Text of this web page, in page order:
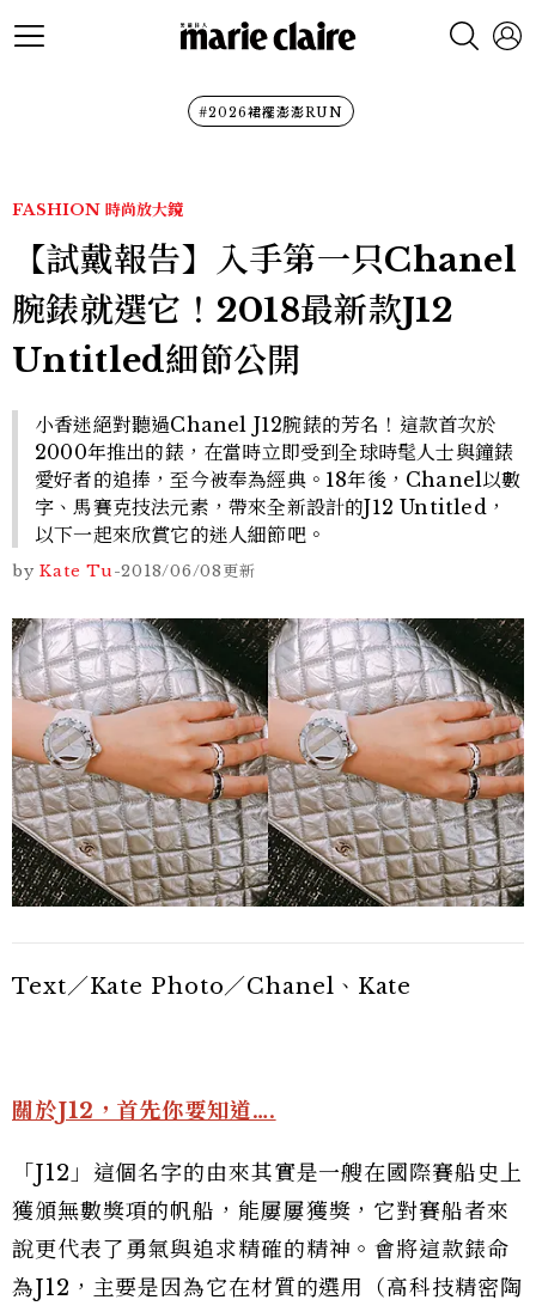
#2026裙襬澎澎RUN
FASHION 時尚放大鏡
【試戴報告】入手第一只Chanel
腕錶就選它！2018最新款J12
Untitled細節公開
小香迷絕對聽過Chanel J12腕錶的芳名！這款首次於
2000年推出的錶，在當時立即受到全球時髦人士與鐘錶
愛好者的追捧，至今被奉為經典。18年後，Chanel以數
字、馬賽克技法元素，帶來全新設計的J12 Untitled，
以下一起來欣賞它的迷人細節吧。
by Kate Tu-2018/06/08更新
Text／Kate Photo／Chanel、Kate
關於J12，首先你要知道….
「J12」這個名字的由來其實是一艘在國際賽船史上
獲頒無數獎項的帆船，能屢屢獲獎，它對賽船者來
說更代表了勇氣與追求精確的精神。會將這款錶命
為J12，主要是因為它在材質的選用（高科技精密陶